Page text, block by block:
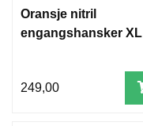
Oransje nitril
engangshansker XL
249,00